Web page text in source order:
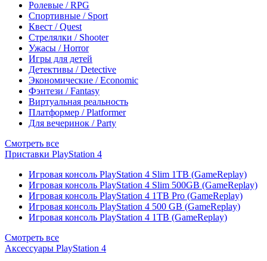
Ролевые / RPG
Спортивные / Sport
Квест / Quest
Стрелялки / Shooter
Ужасы / Horror
Игры для детей
Детективы / Detective
Экономические / Economic
Фэнтези / Fantasy
Виртуальная реальность
Платформер / Platformer
Для вечеринок / Party
Смотреть все
Приставки PlayStation 4
Игровая консоль PlayStation 4 Slim 1TB (GameReplay)
Игровая консоль PlayStation 4 Slim 500GB (GameReplay)
Игровая консоль PlayStation 4 1TB Pro (GameReplay)
Игровая консоль PlayStation 4 500 GB (GameReplay)
Игровая консоль PlayStation 4 1TB (GameReplay)
Смотреть все
Аксессуары PlayStation 4